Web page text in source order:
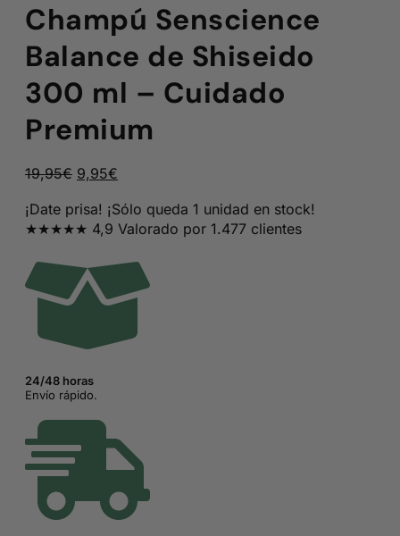
Champú Senscience
Balance de Shiseido
300 ml – Cuidado
Premium
19,95€ El
original
era:
19,95€.
9,95€
actual
es:
9,95€.
¡Date prisa! ¡Sólo queda 1 unidad en stock!
★★★★★ 4,9 Valorado por 1.477 clientes
24/48 horas
Envío rápido.